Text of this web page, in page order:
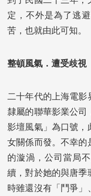
定，不外是為了逃
苦，也就由此可知。
整頓風氣．遭受歧視
二十年代的上海電
隸屬的聯華影業公
影壇風氣」為口號，
女關係而發。不幸的
的漩渦，公司當局
續，對於她的與唐季
時雖還沒有「鬥爭」